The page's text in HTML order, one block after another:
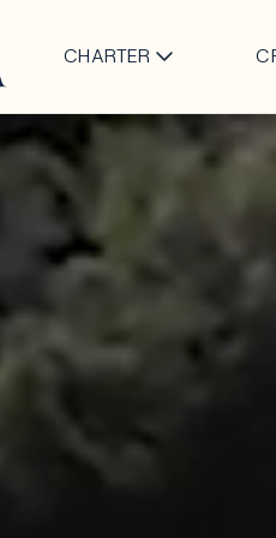
CHARTER